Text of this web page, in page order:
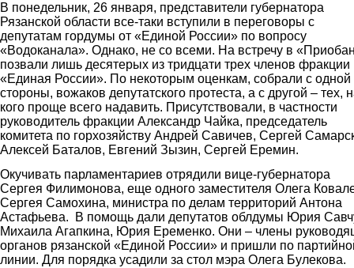
В понедельник, 26 января, представители губернатора
Рязанской области все-таки вступили в переговоры с
депутатам гордумы от «Единой России» по вопросу
«Водоканала». Однако, не со всеми. На встречу в
позвали лишь десятерых из тридцати трех членов фракции
«Единая России». По некоторым оценкам, собрали с одной
стороны, вожаков депутатского протеста, а с другой – тех,
кого проще всего надавить. Присутствовали, в частности
руководитель фракции Александр Чайка, председатель
комитета по горхозяйству Андрей Савичев, Сергей
Алексей Баталов, Евгений Зызин, Сергей Еремин.
Окучивать парламентариев отрядили вице-губернатора
Сергея Филимонова, еще одного заместителя Олега
Сергея Самохина, министра по делам территорий Антона
Астафьева. В помощь дали депутатов облдумы Юрия
Михаила Агапкина, Юрия Еременко. Они – члены
органов рязанской «Единой России» и пришли по
линии. Для порядка усадили за стол мэра Олега Булекова.